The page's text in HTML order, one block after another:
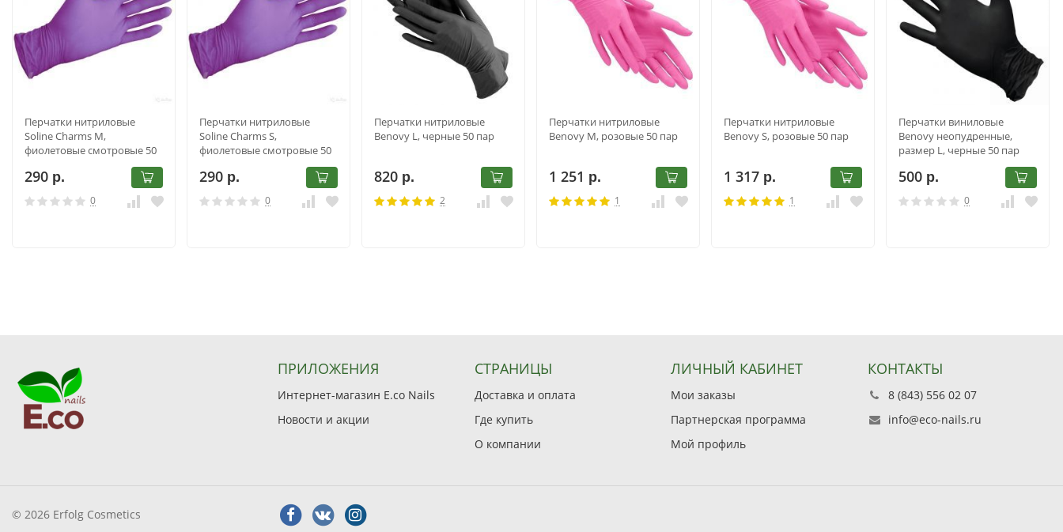
Перчатки нитриловые
Soline Charms M,
фиолетовые смотровые 50
290 р.
0
Перчатки нитриловые
Soline Charms S,
фиолетовые смотровые 50
290 р.
0
Перчатки нитриловые
Benovy L, черные 50 пар
820 р.
2
Перчатки нитриловые
Benovy M, розовые 50 пар
1 251 р.
1
Перчатки нитриловые
Benovy S, розовые 50 пар
1 317 р.
1
Перчатки виниловые
Benovy неопудренные,
размер L, черные 50 пар
500 р.
0
ПРИЛОЖЕНИЯ
Интернет-магазин E.co Nails
Новости и акции
СТРАНИЦЫ
Доставка и оплата
Где купить
О компании
ЛИЧНЫЙ КАБИНЕТ
Мои заказы
Партнерская программа
Мой профиль
КОНТАКТЫ
8 (843) 556 02 07
info@eco-nails.ru
© 2026 Erfolg Cosmetics